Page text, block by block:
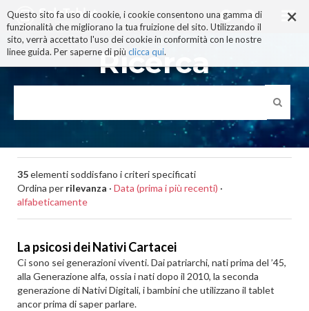
×
Questo sito fa uso di cookie, i cookie consentono una gamma di
funzionalità che migliorano la tua fruizione del sito. Utilizzando il
sito, verrà accettato l'uso dei cookie in conformità con le nostre
linee guida. Per saperne di più clicca qui.
ai
contenuti.
|
alla
navigazione
Ricerca
35elementi soddisfano i criteri specificati
Ordina per rilevanza · Data (prima i più recenti) ·
alfabeticamente
La psicosi dei Nativi Cartacei
Ci sono sei generazioni viventi. Dai patriarchi, nati prima del ’45,
alla Generazione alfa, ossia i nati dopo il 2010, la seconda
generazione di Nativi Digitali, i bambini che utilizzano il tablet
ancor prima di saper parlare.